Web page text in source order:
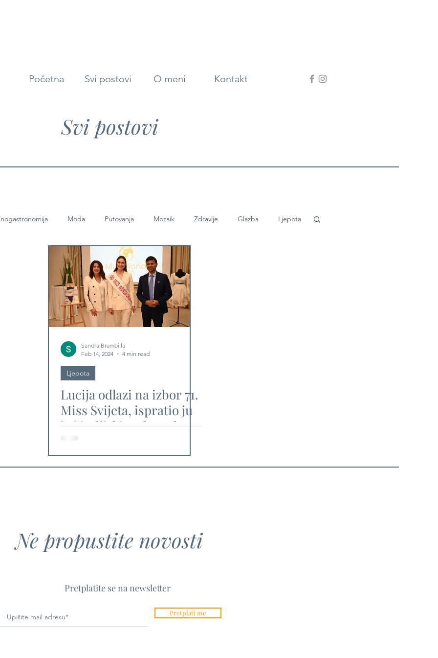
Početna Svi postovi O meni Kontakt
Svi postovi
Moda Putovanja Mozaik Zdravlje Glazba Ljepota
Sandra Brambilla
Feb 14, 2024
4 min read
Ljepota
Lucija odlazi na izbor 71.
Miss Svijeta, ispratio ju
je i indijski ambasador,
hrvatskih dizajnera
Ne propustite novosti
Pretplatite se na newsletter
Pretplati me